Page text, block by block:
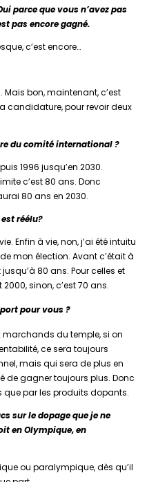
parce que vous n’avez pas
pas encore gagné.
c’est encore…
bon, maintenant, c’est
candidature, pour revoir deux
du comité international ?
1996 jusqu’en 2030.
c’est 80 ans. Donc
80 ans en 2030.
réélu?
Enfin à vie, non, j’ai été intuitu
mon élection. Avant c’était à
80 ans. Pour celles et
sinon, c’est 70 ans.
pour vous ?
marchands du temple, si on
ce sera toujours
mais qui sera de plus en
de gagner toujours plus. Donc
que par les produits dopants.
sur le dopage que je ne
en Olympique, en
ou paralympique, dès qu’il